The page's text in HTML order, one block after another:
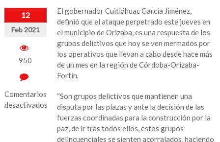
12
Feb 2021
950
Comentarios
desactivados
El gobernador Cuitláhuac García Jiménez,
definió que el ataque perpetrado este jueves en
el municipio de Orizaba, es una respuesta de los
grupos delictivos que hoy se ven mermados por
los operativos que llevan a cabo desde hace más
de un mes en la región de Córdoba-Orizaba-
Fortín.
“Son grupos delictivos que mantienen una
disputa por las plazas y ante la decisión de las
fuerzas coordinadas para la construcción por la
paz, de ir tras todos ellos, estos grupos
delincuenciales se sienten acorralados, haciendo